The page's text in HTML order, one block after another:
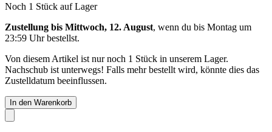
Noch 1 Stück auf Lager
Zustellung bis Mittwoch, 12. August, wenn du bis Montag um
23:59 Uhrbestellst.
Von diesem Artikel ist nur noch 1 Stück in unserem Lager.
Nachschub ist unterwegs! Falls mehr bestellt wird, könnte dies das
Zustelldatum beeinflussen.
In den Warenkorb